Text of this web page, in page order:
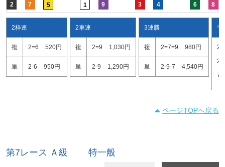
2 7 5 1 9 3 4 6 8
2枠連
複 2=6 520円
単 2-6 950円
2車連
複 2=9 1,030円
単 2-9 1,290円
3連勝
複 2=7=9 980円
単 2-9-7 4,540円
ワ
ページTOPへ戻る
第7レース Ａ級 特一般